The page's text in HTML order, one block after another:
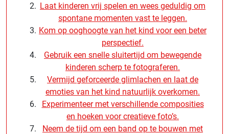
Laat kinderen vrij spelen en wees geduldig om
spontane momenten vast te leggen.
Kom op ooghoogte van het kind voor een beter
perspectief.
Gebruik een snelle sluitertijd om bewegende
kinderen scherp te fotograferen.
Vermijd geforceerde glimlachen en laat de
emoties van het kind natuurlijk overkomen.
Experimenteer met verschillende composities
en hoeken voor creatieve foto’s.
Neem de tijd om een band op te bouwen met